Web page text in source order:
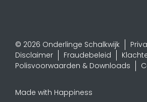
© 2026 Onderlinge Schalkwijk
Disclaimer
Fraudebeleid
Polisvoorwaarden & Downloads
Made with Happiness